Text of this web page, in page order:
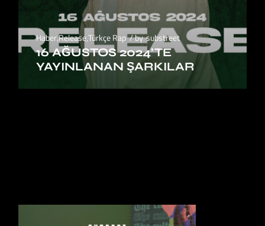
Haber,Release,Türkçe Rap by substreet
16 AĞUSTOS 2024’TE
YAYINLANAN ŞARKILAR